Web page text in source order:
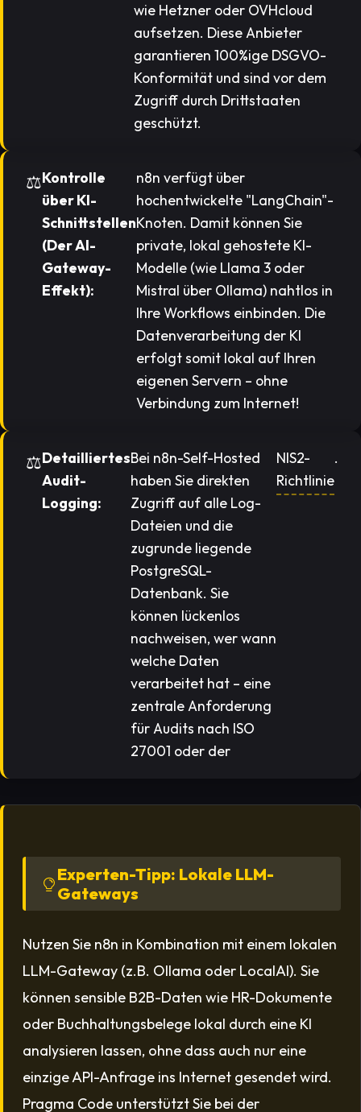
wie Hetzner oder OVHcloud
aufsetzen. Diese Anbieter
garantieren 100%ige DSGVO-
Konformität und sind vor dem
Zugriff durch Drittstaaten
geschützt.
Kontrolle
über KI-
Schnittstellen
(Der AI-
Gateway-
Effekt):
n8n verfügt über
hochentwickelte "LangChain"-
Knoten. Damit können Sie
private, lokal gehostete KI-
Modelle (wie Llama 3 oder
Mistral über Ollama) nahtlos in
Ihre Workflows einbinden. Die
Datenverarbeitung der KI
erfolgt somit lokal auf Ihren
eigenen Servern – ohne
Verbindung zum Internet!
Detailliertes
Audit-
Logging:
Bei n8n-Self-Hosted
haben Sie direkten
Zugriff auf alle Log-
Dateien und die
zugrunde liegende
PostgreSQL-
Datenbank. Sie
können lückenlos
nachweisen, wer wann
welche Daten
verarbeitet hat – eine
zentrale Anforderung
für Audits nach ISO
27001 oder der
NIS2-
Richtlinie
.
Experten-Tipp: Lokale LLM-
Gateways
Nutzen Sie n8n in Kombination mit einem lokalen
LLM-Gateway (z.B. Ollama oder LocalAI). Sie
können sensible B2B-Daten wie HR-Dokumente
oder Buchhaltungsbelege lokal durch eine KI
analysieren lassen, ohne dass auch nur eine
einzige API-Anfrage ins Internet gesendet wird.
Pragma Code unterstützt Sie bei der